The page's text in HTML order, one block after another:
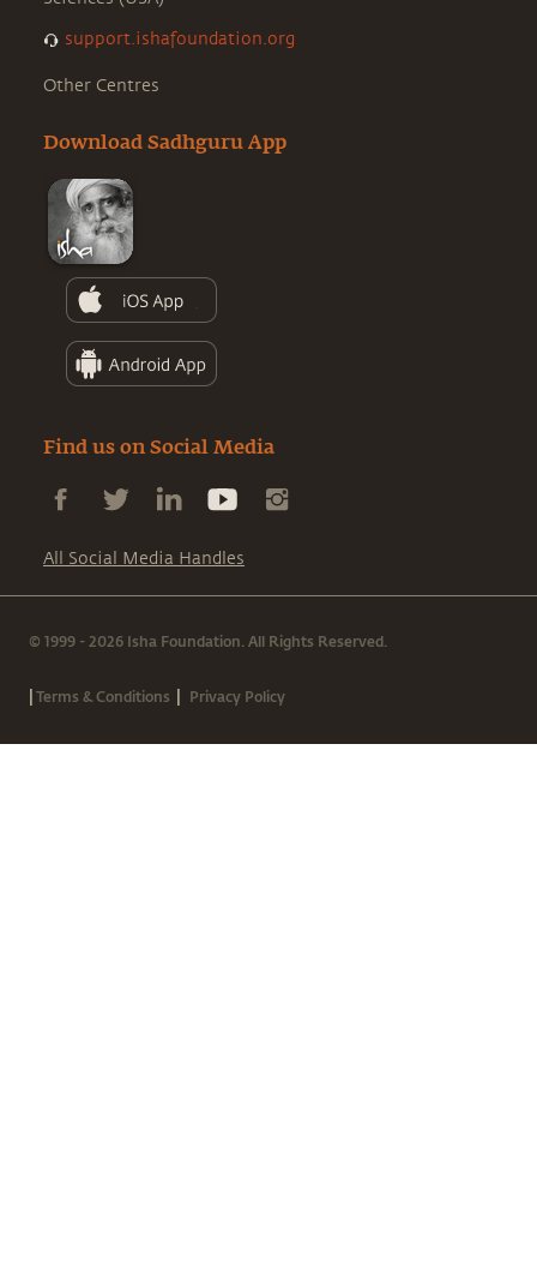
support.ishafoundation.org
Other Centres
Download Sadhguru App
Find us on Social Media
All Social Media Handles
© 1999 - 2026 Isha Foundation. All Rights Reserved.
|Terms & Conditions | Privacy Policy